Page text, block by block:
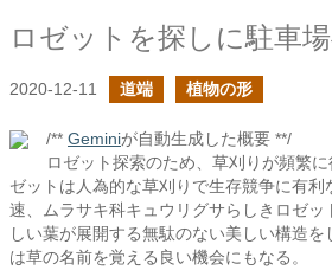
ロゼットを探しに駐車
2020-12-11 道端 植物の形
/** Geminiが自動生成した概要 **/
ロゼット探索のため、草刈りが頻繁
ゼットは人為的な草刈りで生存競争に有
速、ムラサキ科キュウリグサらしきロゼ
しい葉が展開する無駄のない美しい構造
は草の名前を覚える良い機会にもなる。